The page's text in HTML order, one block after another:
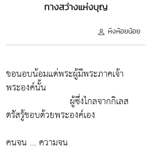
ทางสว่างแห่งบุญ
หิ่งห้อยน้อย
ขอนอบน้อมแด่พระผู้มีพระภาคเจ้า
พระองค์นั้น
ผู้ซึ่งไกลจากกิเลส
ตรัสรู้ชอบด้วยพระองค์เอง
คนจน ... ความจน